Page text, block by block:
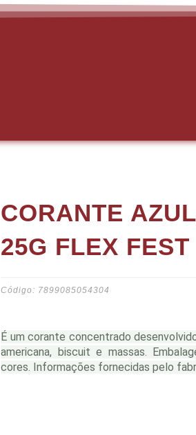
CORANTE
25G FLEX FEST
Código: 7899085054304
É um corante concentrado
americana, biscuit e massas.
cores. Informações fornecidas pelo